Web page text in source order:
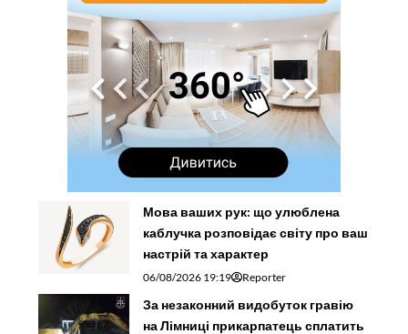
Мова ваших рук: що улюблена
каблучка розповідає світу про ваш
настрій та характер
06/08/2026 19:19 Reporter
За незаконний видобуток гравію
на Лімниці прикарпатець сплатить